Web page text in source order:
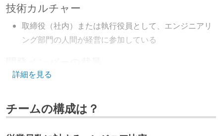
技術カルチャー
取締役（社内）または執行役員として、エンジニアリ
ング部門の人間が経営に参加している
OS やエディタ、IDE といった個人の環境は、各自の責
企画を決定する場に、実装を担当する開発メンバーが
参加している
詳細を見る
チームの構成は？